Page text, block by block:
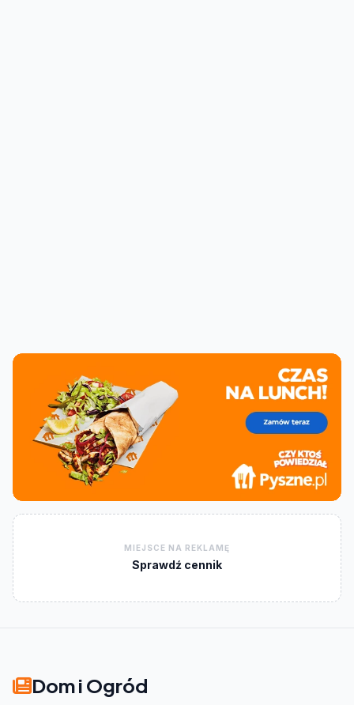
MIEJSCE NA REKLAMĘ
Sprawdź cennik
Dom i Ogród